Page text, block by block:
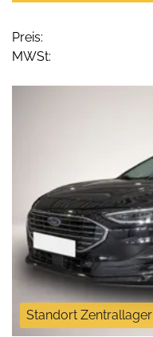
Preis:
MWSt:
Standort Zentrallager